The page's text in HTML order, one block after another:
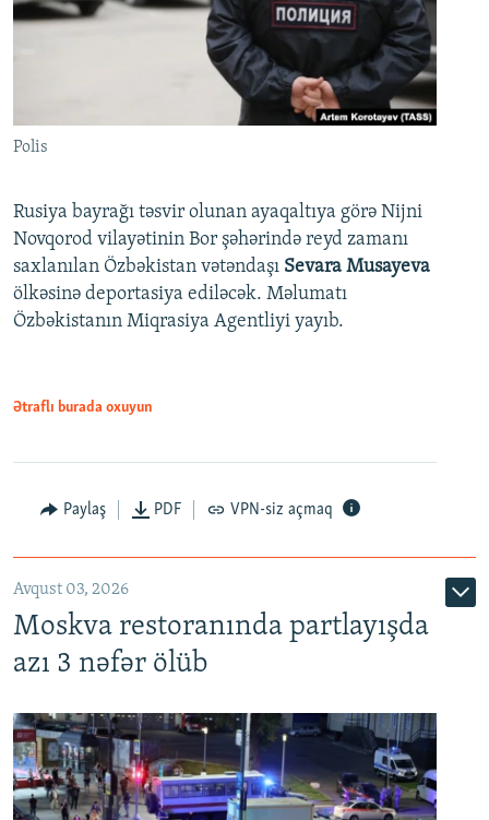
Polis
Rusiya bayrağı təsvir olunan ayaqaltıya görə Nijni
Novqorod vilayətinin Bor şəhərində reyd zamanı
saxlanılan Özbəkistan vətəndaşı Sevara Musayeva
ölkəsinə deportasiya ediləcək. Məlumatı
Özbəkistanın Miqrasiya Agentliyi yayıb.
Ətraflı burada oxuyun
Paylaş PDF VPN-siz açmaq
Avqust 03, 2026
Moskva restoranında partlayışda
azı 3 nəfər ölüb